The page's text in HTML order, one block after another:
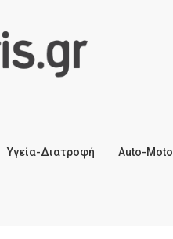
Υγεία-Διατροφή Auto-Moto